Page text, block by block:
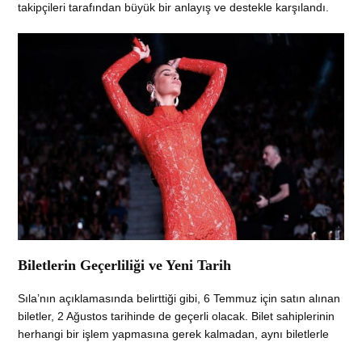
takipçileri tarafından büyük bir anlayış ve destekle karşılandı.
Biletlerin Geçerliliği ve Yeni Tarih
Sıla’nın açıklamasında belirttiği gibi, 6 Temmuz için satın alınan
biletler, 2 Ağustos tarihinde de geçerli olacak. Bilet sahiplerinin
herhangi bir işlem yapmasına gerek kalmadan, aynı biletlerle